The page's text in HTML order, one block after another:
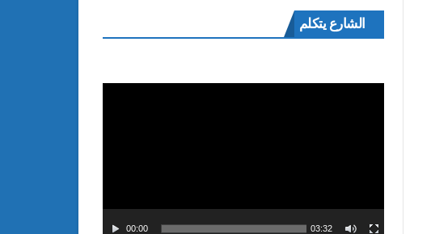
الشارع يتكلممشغل
الفيديو
00:00 03:32